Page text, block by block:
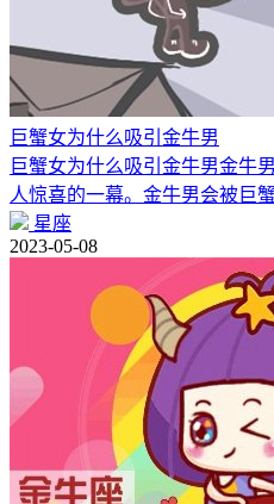
巨蟹女为什么吸引金牛男
巨蟹女为什么吸引金牛男金牛
人惊喜的一幕。金牛男会被巨
星座
2023-05-08